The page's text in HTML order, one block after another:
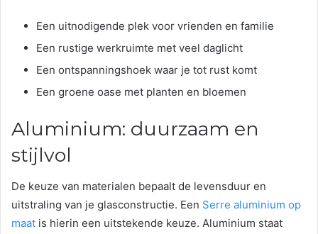
Een uitnodigende plek voor vrienden en familie
Een rustige werkruimte met veel daglicht
Een ontspanningshoek waar je tot rust komt
Een groene oase met planten en bloemen
Aluminium: duurzaam en
stijlvol
De keuze van materialen bepaalt de levensduur en
uitstraling van je glasconstructie. Een Serre aluminium op
maat is hierin een uitstekende keuze. Aluminium staat